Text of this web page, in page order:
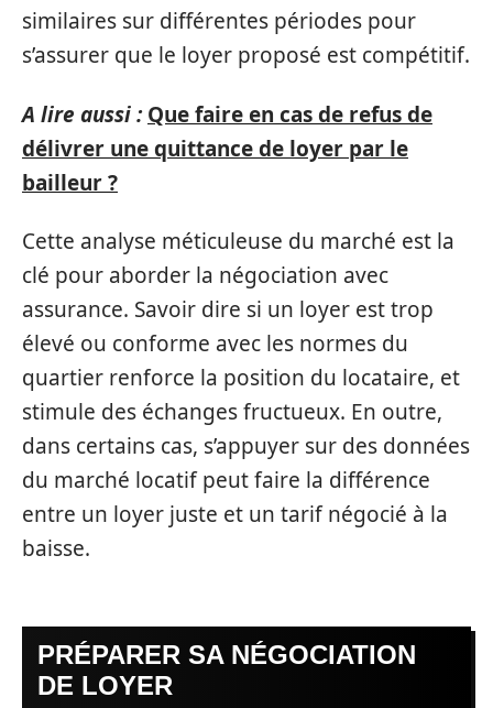
similaires sur différentes périodes pour
s’assurer que le loyer proposé est compétitif.
A lire aussi : Que faire en cas de refus de
délivrer une quittance de loyer par le
bailleur ?
Cette analyse méticuleuse du marché est la
clé pour aborder la négociation avec
assurance. Savoir dire si un loyer est trop
élevé ou conforme avec les normes du
quartier renforce la position du locataire, et
stimule des échanges fructueux. En outre,
dans certains cas, s’appuyer sur des données
du marché locatif peut faire la différence
entre un loyer juste et un tarif négocié à la
baisse.
PRÉPARER SA NÉGOCIATION
DE LOYER